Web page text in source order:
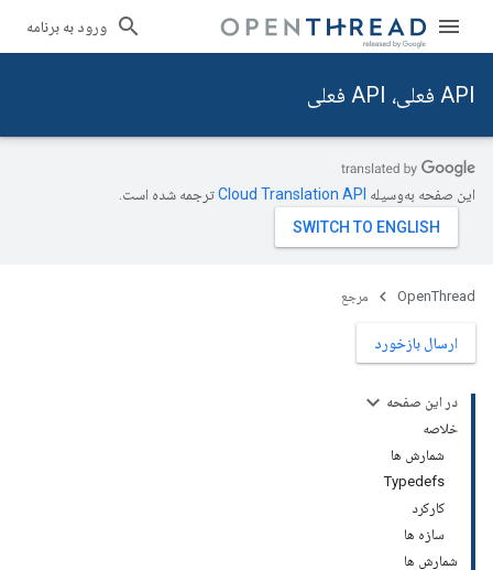
ورود به برنامه
API فعلی، API فعلی
این صفحه به‌وسیله ترجمه شده است.
OpenThread مرجع
ارسال بازخورد
در این صفحه
خلاصه
شمارش ها
Typedefs
کارکرد
سازه ها
شمارش ها